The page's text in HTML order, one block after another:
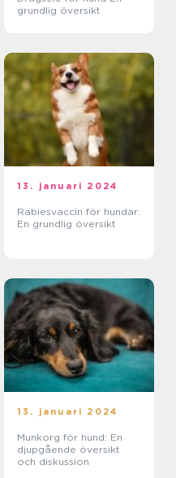
grundlig översikt
13. januari 2024
Rabiesvaccin för hundar:
En grundlig översikt
13. januari 2024
Munkorg för hund: En
djupgående översikt
och diskussion